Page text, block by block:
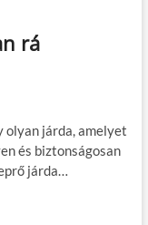
rá
olyan járda, amelyet
és biztonságosan
járda…